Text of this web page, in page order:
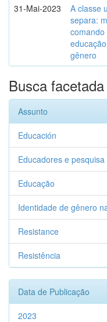
31-Mai-2023
A classe
separa:
gênero
Busca facetada
Assunto
Educación
Educadores e pesquisa
Educação
Identidade de gênero
Resistance
Resistência
Data de Publicação
2023